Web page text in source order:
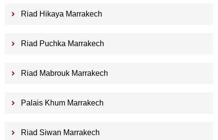
Riad Hikaya Marrakech
Riad Puchka Marrakech
Riad Mabrouk Marrakech
Palais Khum Marrakech
Riad Siwan Marrakech